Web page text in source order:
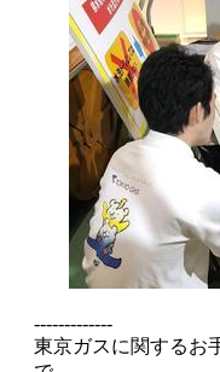
-------------
東京ガスに関するお